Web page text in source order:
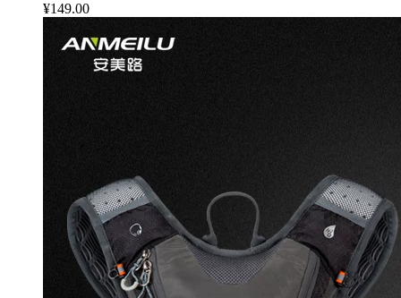
¥149.00